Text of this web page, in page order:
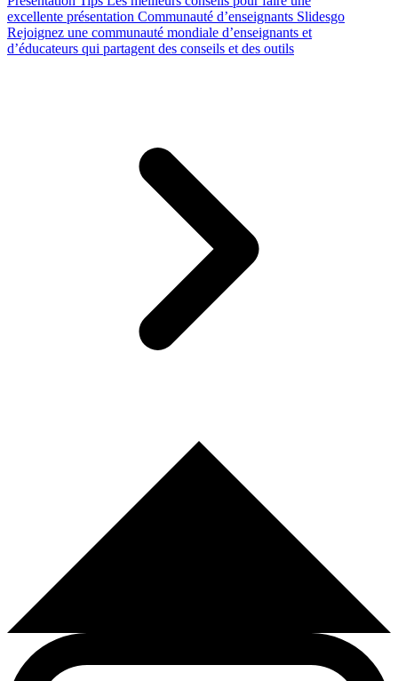
excellente présentation Communauté d’enseignants Slidesgo
Rejoignez une communauté mondiale d’enseignants et
d’éducateurs qui partagent des conseils et des outils